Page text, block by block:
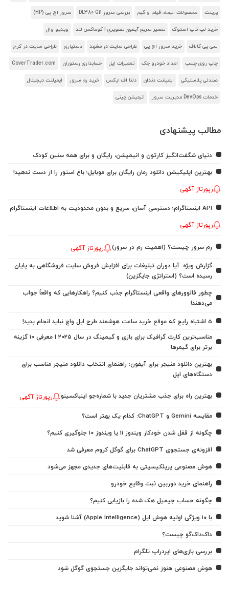
پرینت محصولات انیمه، فیلم و گیم بررسی سرور DL380 G11 سرور اچ پی (HP)
خرید لپ تاپ استوک تعمیر سریع آیفون تصویری | کوماکس لند ویدیو وال
سی پی کالاف خرید سرور اچ پی طراحی سایت در مشهد دستیاری طراحی سایت در کرج
چاپ روی چسب امداد خودرو جک تعمیرات اپل حسابداری رستوران CoverTrader.com
صندلی پلاستیکی ایمپلنت دندان دلتا اف ایکس خرید رم سرور ایمپلنت دیجیتال
خدمات DevOps مدیریت سرور انیمیشن چینی
مطالب پیشنهادی
دنیای شگفت‌انگیز کارتون و انیمیشن، رایگان و برای همه سنین کودک
بهترین اپلیکیشن دانلود رمان رایگان برای موبایل؛ باغ استور را از دست ندهید!
رپورتاژ آگهی
API اینستاگرام؛ دسترسی آسان، سریع و بدون محدودیت به اطلاعات اینستاگرام
رپورتاژ آگهی
رم سرور چیست؟ (اهمیت رم در سرور) رپورتاژ آگهی
گزارش ویژه: آیا دوران تبلیغات برای افزایش فروش سایت فروشگاهی به پایان
رسیده است؟ (استراتژی جایگزین)
چطور فالوورهای واقعی اینستاگرام جذب کنیم؟ راهکارهایی که واقعاً جواب
می‌دهند!
5 اشتباه رایج که موقع خرید ساعت هوشمند طرح اپل واچ نباید انجام بدید!
مناسب‌ترین کارت گرافیک برای بازی و گیمینگ در سال ۲۰۲۵ | معرفی ۱۰ گزینه
برتر برای گیمرها
بهترین دانلود منیجر برای آیفون: راهنمای انتخاب دانلود منیجر مناسب برای
دستگاه‌های اپل
بهترین راه برای جذب مشتریان جدید با شماره‌جو اینباکسینو رپورتاژ آگهی
مقایسه Gemini و ChatGPT: کدام یک بهتر است؟
چگونه از قفل شدن خودکار ویندوز 11 یا ویندوز 10 جلوگیری کنیم؟
افزونه‌ی جستجوی ChatGPT برای گوگل کروم معرفی شد
هوش مصنوعی پرپلکیسیتی به قابلیت‌های جدیدی مجهز می‌شود
راهنمای خرید دوربین ثبت وقایع خودرو
چگونه حساب جیمیل هک شده را بازیابی کنیم؟
با ۱۰ ویژگی اولیه هوش اپل (Apple Intelligence) آشنا شوید
داک‌داک‌گو چیست؟
بررسی بازی‌های ایردراپ تلگرام
هوش مصنوعی هنوز نمی‌تواند جایگزین جستجوی گوگل شود